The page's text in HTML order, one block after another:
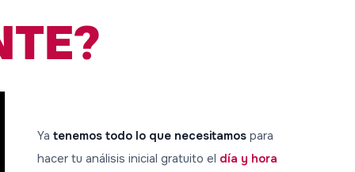
Ya tenemos todo lo que necesitamospara
hacer tu análisis inicial gratuito el día y hora